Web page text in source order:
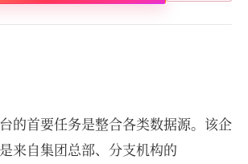
的首要任务是整合各类数据源。该企
来自集团总部、分支机构的